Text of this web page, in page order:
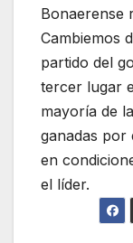
Bonaerense
Cambiemos
partido del
tercer lugar
mayoría de
ganadas por
en
el líder.